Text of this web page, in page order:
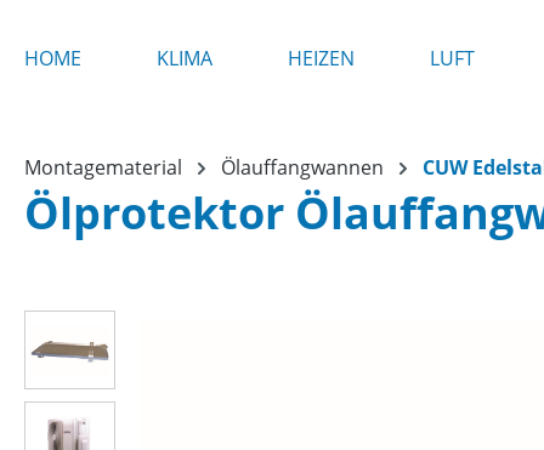
HOME KLIMA HEIZEN LUFT
Montagematerial Ölauffangwannen CUW
Ölprotektor